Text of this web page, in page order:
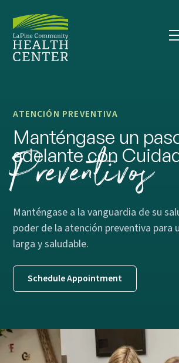
ATENCIÓN PREVENTIVA
Manténgase un
adelante con
Preventivos
Manténgase a la vanguardia de su
poder de la atención preventiva para
larga y saludable.
Schedule Appointment